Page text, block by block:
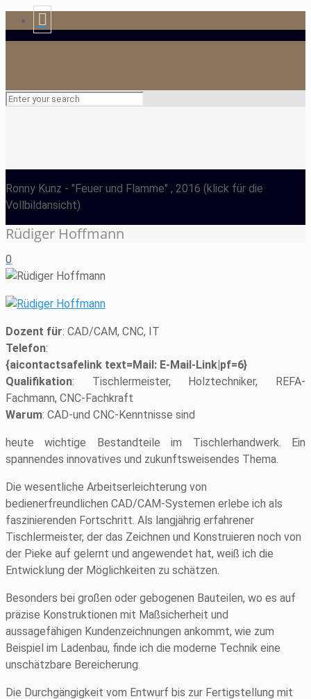
Ronny Kunz - "Feuer und Flamme" , 2016 (klick für die
Vollbildansicht)
Rüdiger Hoffmann
0
Dozent für: CAD/CAM, CNC, IT
Telefon:
{aicontactsafelink text=Mail: E-Mail-Link|pf=6}
Qualifikation: Tischlermeister, Holztechniker, REFA-
Fachmann, CNC-Fachkraft
Warum: CAD-und CNC-Kenntnisse sind
heute wichtige Bestandteile im Tischlerhandwerk. Ein
spannendes innovatives und zukunftsweisendes Thema.
Die wesentliche Arbeitserleichterung von
bedienerfreundlichen CAD/CAM-Systemen erlebe ich als
faszinierenden Fortschritt. Als langjährig erfahrener
Tischlermeister, der das Zeichnen und Konstruieren noch von
der Pieke auf gelernt und angewendet hat, weiß ich die
Entwicklung der Möglichkeiten zu schätzen.
Besonders bei großen oder gebogenen Bauteilen, wo es auf
präzise Konstruktionen mit Maßsicherheit und
aussagefähigen Kundenzeichnungen ankommt, wie zum
Beispiel im Ladenbau, finde ich die moderne Technik eine
unschätzbare Bereicherung.
Die Durchgängigkeit vom Entwurf bis zur Fertigstellung mit